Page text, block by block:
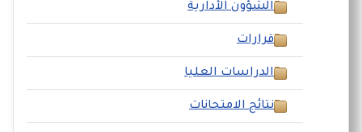
الشؤون الأدارية
قرارات
الدراسات العليا
نتائج الامتحانات